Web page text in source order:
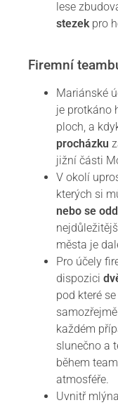
lese
stezekpro
Firemní
Mariánské
je protkáno
ploch, a
procházku
jižní části
V okolí
kterých si
nebo se
města je
Pro účely
dispozici
pod které
každém
slunečno a
během
atmosféře.
Uvnitř